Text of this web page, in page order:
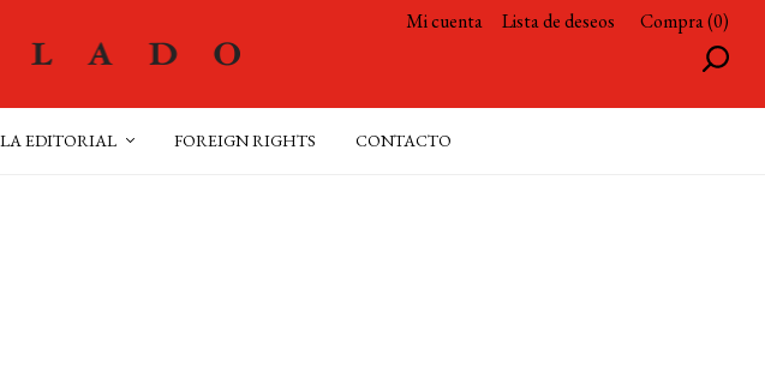
Mi cuenta Lista de deseos Compra (0)
LA EDITORIAL FOREIGN RIGHTS CONTACTO